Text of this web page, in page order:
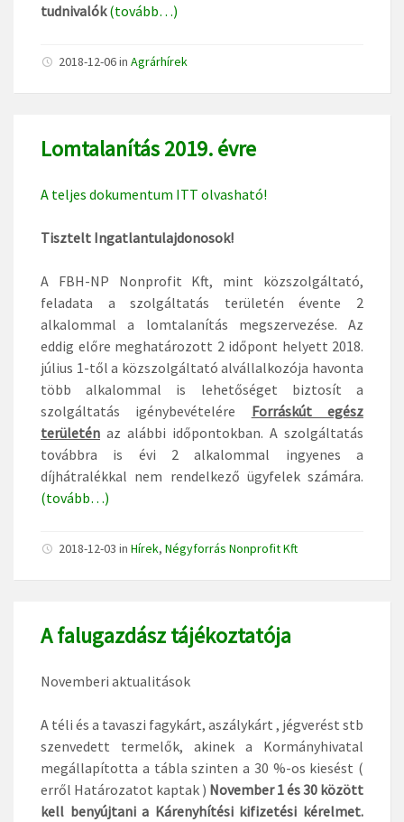
tudnivalók (tovább…)
2018-12-06in Agrárhírek
Lomtalanítás 2019. évre
A teljes dokumentum ITT olvasható!
Tisztelt Ingatlantulajdonosok!
A FBH-NP Nonprofit Kft, mint közszolgáltató,
feladata a szolgáltatás területén évente 2
alkalommal a lomtalanítás megszervezése. Az
eddig előre meghatározott 2 időpont helyett 2018.
július 1-től a közszolgáltató alvállalkozója havonta
több alkalommal is lehetőséget biztosít a
szolgáltatás igénybevételére Forráskút egész
területén az alábbi időpontokban. A szolgáltatás
továbbra is évi 2 alkalommal ingyenes a
díjhátralékkal nem rendelkező ügyfelek számára.
(tovább…)
2018-12-03 in Hírek, Négyforrás Nonprofit Kft
A falugazdász tájékoztatója
Novemberi aktualitások
A téli és a tavaszi fagykárt, aszálykárt , jégverést stb
szenvedett termelők, akinek a Kormányhivatal
megállapította a tábla szinten a 30 %-os kiesést (
erről Határozatot kaptak ) November 1 és 30 között
kell benyújtani a Kárenyhítési kifizetési kérelmet.